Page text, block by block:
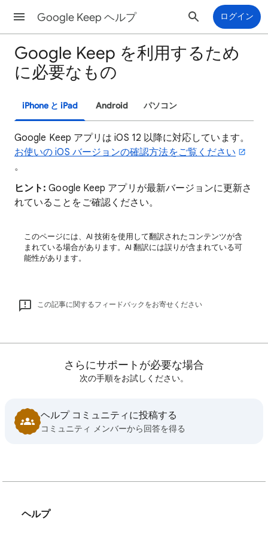
Google Keep ヘルプ ログイン
Google Keep を利用するため
に必要なもの
iPhone と iPad Android パソコン
Google Keep アプリは iOS 12 以降に対応しています。
お使いの iOS バージョンの確認方法をご覧ください
。
ヒント: Google Keep アプリが最新バージョンに更新さ
れていることをご確認ください。
このページには、AI 技術を使用して翻訳されたコンテンツが含
まれている場合があります。AI 翻訳には誤りが含まれている可
能性があります。
この記事に関するフィードバックをお寄せください
さらにサポートが必要な場合
次の手順をお試しください。
ヘルプ コミュニティに投稿する
コミュニティ メンバーから回答を得る
ヘルプ